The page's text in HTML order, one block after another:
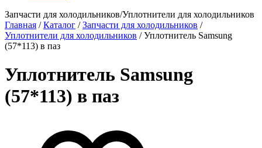
Запчасти для холодильников/Уплотнители для холодильников
Главная /Каталог /Запчасти для холодильников /
Уплотнители для холодильников /Уплотнитель Samsung
(57*113) в паз
Уплотнитель Samsung
(57*113) в паз